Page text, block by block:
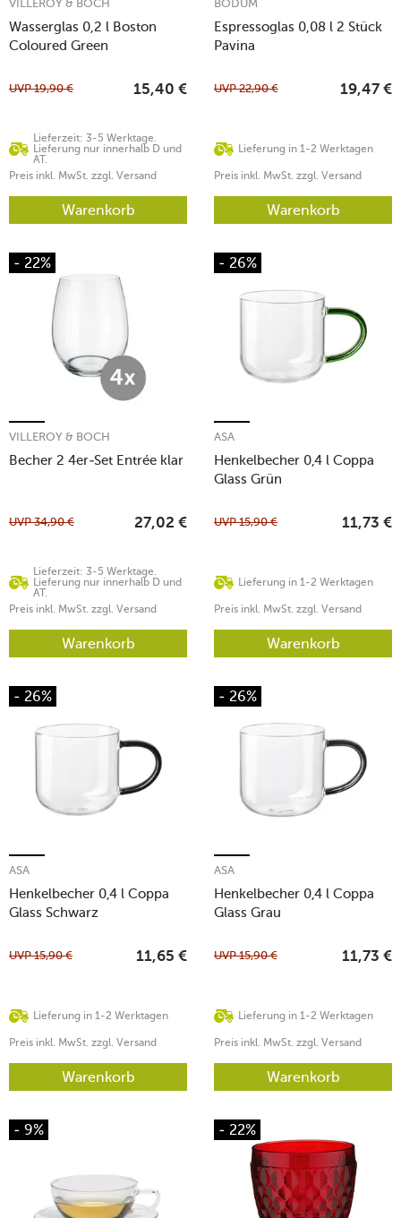
Wasserglas 0,2 l Boston
Coloured Green
VILLEROY & BOCH
Lieferzeit: 3-5 Werktage.
Lieferung nur innerhalb D und
AT.
UVP19,90 € 15,40 €
Preis inkl. MwSt. zzgl. Versand
Warenkorb
Espressoglas 0,08 l 2 Stück
Pavina
BODUM
Lieferung in 1-2 Werktagen
UVP22,90 € 19,47 €
Preis inkl. MwSt. zzgl. Versand
Warenkorb
- 22%
Becher 2 4er-Set Entrée klar
VILLEROY & BOCH
Lieferzeit: 3-5 Werktage.
Lieferung nur innerhalb D und
AT.
UVP34,90 € 27,02 €
Preis inkl. MwSt. zzgl. Versand
Warenkorb
- 26%
Henkelbecher 0,4 l Coppa
Glass Grün
ASA
Lieferung in 1-2 Werktagen
UVP15,90 € 11,73 €
Preis inkl. MwSt. zzgl. Versand
Warenkorb
- 26%
Henkelbecher 0,4 l Coppa
Glass Schwarz
ASA
Lieferung in 1-2 Werktagen
UVP15,90 € 11,65 €
Preis inkl. MwSt. zzgl. Versand
Warenkorb
- 26%
Henkelbecher 0,4 l Coppa
Glass Grau
ASA
Lieferung in 1-2 Werktagen
UVP15,90 € 11,73 €
Preis inkl. MwSt. zzgl. Versand
Warenkorb
- 9% - 22%